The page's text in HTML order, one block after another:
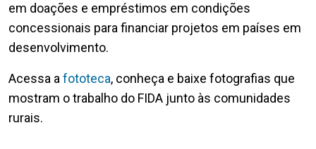
em doações e empréstimos em condições
concessionais para financiar projetos em países em
desenvolvimento.
Acessa a fototeca, conheça e baixe fotografias que
mostram o trabalho do FIDA junto às comunidades
rurais.